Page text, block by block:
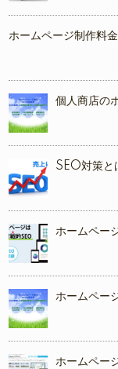
ホームページ制作料
個人商店の
SEO対策と
ホームペー
ホームペー
ホームペー